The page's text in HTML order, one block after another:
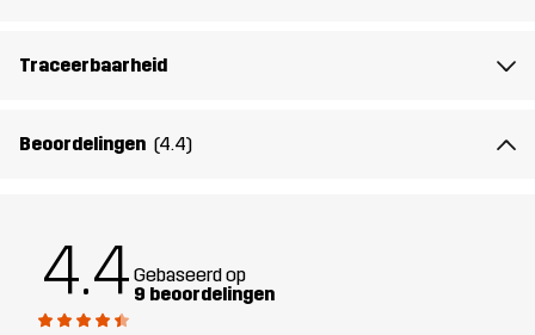
Ontworpen
ALLROUND
Artikelnummer
Traceerbaarheid
Beoordelingen (4.4)
4.4 Gebaseerd op
9 beoordelingen